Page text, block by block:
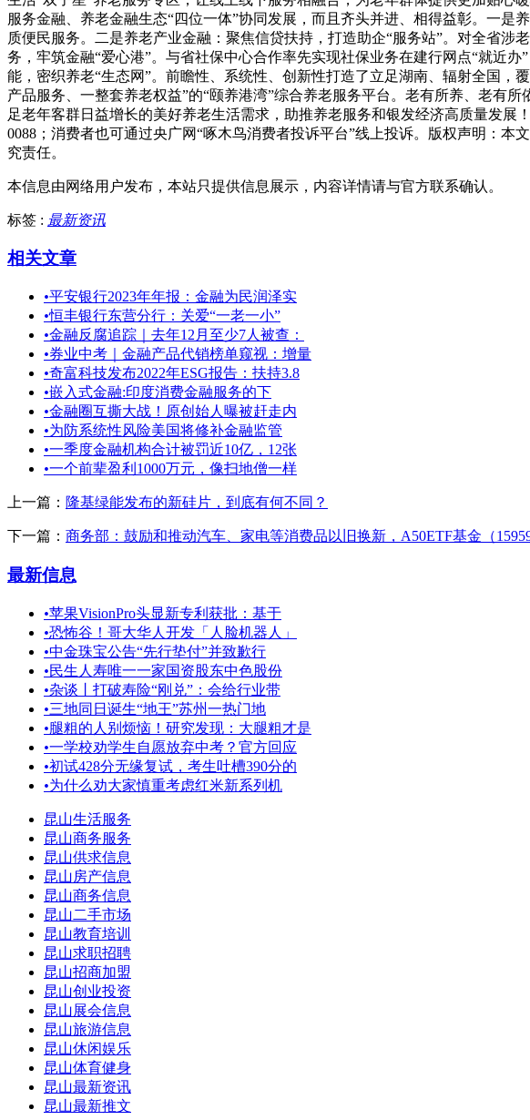
服务金融、养老金融生态“四位一体”协同发展，而且齐头并进、相得益彰。一
质便民服务。二是养老产业金融：聚焦信贷扶持，打造助企“服务站”。对全省
务，牢筑金融“爱心港”。与省社保中心合作率先实现社保业务在建行网点“就近
能，密织养老“生态网”。前瞻性、系统性、创新性打造了立足湖南、辐射全国，
产品服务、一整套养老权益”的“颐养港湾”综合养老服务平台。老有所养、老有
足老年客群日益增长的美好养老生活需求，助推养老服务和银发经济高质量发展
0088；消费者也可通过央广网“啄木鸟消费者投诉平台”线上投诉。版权声明：本
究责任。
本信息由网络用户发布， 本站只提供信息展示，内容详情请与官方联系确认。
标签 : 最新资讯
相关文章
•平安银行2023年年报：金融为民润泽实
•恒丰银行东营分行：关爱“一老一小”
•金融反腐追踪｜去年12月至少7人被查：
•券业中考｜金融产品代销榜单窥视：增量
•奇富科技发布2022年ESG报告：扶持3.8
•嵌入式金融:印度消费金融服务的下
•金融圈互撕大战！原创始人曝被赶走内
•为防系统性风险美国将修补金融监管
•一季度金融机构合计被罚近10亿，12张
•一个前辈盈利1000万元，像扫地僧一样
上一篇： 隆基绿能发布的新硅片，到底有何不同？
下一篇： 商务部：鼓励和推动汽车、家电等消费品以旧换新，A50ETF基金（
最新信息
•苹果VisionPro头显新专利获批：基于
•恐怖谷！哥大华人开发「人脸机器人」
•中金珠宝公告“先行垫付”并致歉行
•民生人寿唯一一家国资股东中色股份
•杂谈丨打破寿险“刚兑”：会给行业带
•三地同日诞生“地王”苏州一热门地
•腿粗的人别烦恼！研究发现：大腿粗才是
•一学校劝学生自愿放弃中考？官方回应
•初试428分无缘复试，考生吐槽390分的
•为什么劝大家慎重考虑红米新系列机
昆山生活服务
昆山商务服务
昆山供求信息
昆山房产信息
昆山商务信息
昆山二手市场
昆山教育培训
昆山求职招聘
昆山招商加盟
昆山创业投资
昆山展会信息
昆山旅游信息
昆山休闲娱乐
昆山体育健身
昆山最新资讯
昆山最新推文